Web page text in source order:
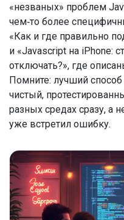
«незваных» проблем
чем‑то более
«Как и где правильно
и «Javascript на iPhone:
отключать?», где
Помните: лучший
чистый,
разных средах сразу, а
уже встретил ошибку.